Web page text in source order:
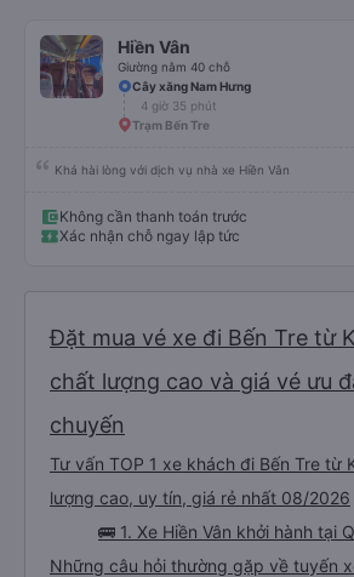
Hiền Vân
Giường nằm 40 chỗ
Cây xăng Nam Hưng
4 giờ 35 phút
Trạm Bến Tre
Khá hài lòng với dịch vụ nhà xe Hiền Vân
Không cần thanh toán trước
Xác nhận chỗ ngay lập tức
Đặt mua vé xe đi Bến Tre từ
chất lượng cao và giá vé ưu
chuyến
Tư vấn TOP 1 xe khách đi Bến Tre từ
lượng cao, uy tín, giá rẻ nhất 08/2026
🚌 1. Xe Hiền Vân khởi hành tại
Những câu hỏi thường gặp về tuyến